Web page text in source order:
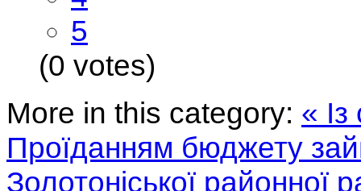
5
(0 votes)
More in this category: «
Проїданням бюджету
Золотоніської районної